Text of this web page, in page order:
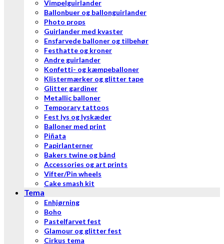
Vimpelguirlander
Ballonbuer og ballonguirlander
Photo props
Guirlander med kvaster
Ensfarvede balloner og tilbehør
Festhatte og kroner
Andre guirlander
Konfetti- og kæmpeballoner
Klistermærker og glitter tape
Glitter gardiner
Metallic balloner
Temporary tattoos
Fest lys og lyskæder
Balloner med print
Piñata
Papirlanterner
Bakers twine og bånd
Accessories og art prints
Vifter/Pin wheels
Cake smash kit
Tema
Enhjørning
Boho
Pastelfarvet fest
Glamour og glitter fest
Cirkus tema